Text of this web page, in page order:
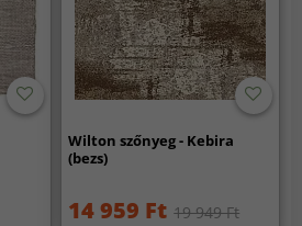
Wilton szőnyeg - Kebira
(bezs)
14 959 Ft 19 949 Ft